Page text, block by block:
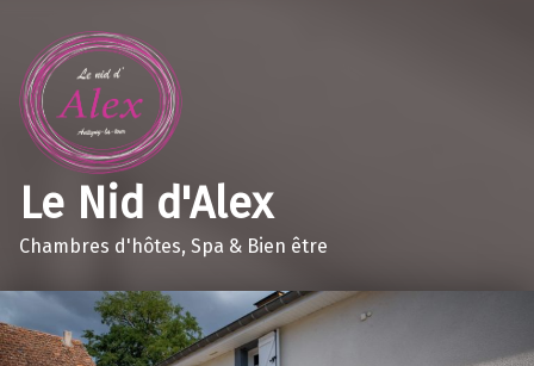
Le Nid d'Alex
Chambres d'hôtes, Spa & Bien être